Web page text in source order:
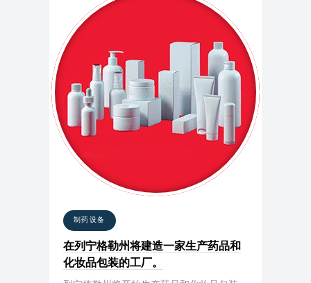
制药设备
在列宁格勒州将建造一家生产药品和
化妆品包装的工厂。